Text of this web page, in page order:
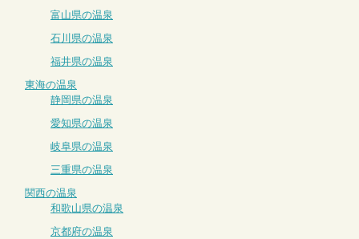
富山県の温泉
石川県の温泉
福井県の温泉
東海の温泉
静岡県の温泉
愛知県の温泉
岐阜県の温泉
三重県の温泉
関西の温泉
和歌山県の温泉
京都府の温泉